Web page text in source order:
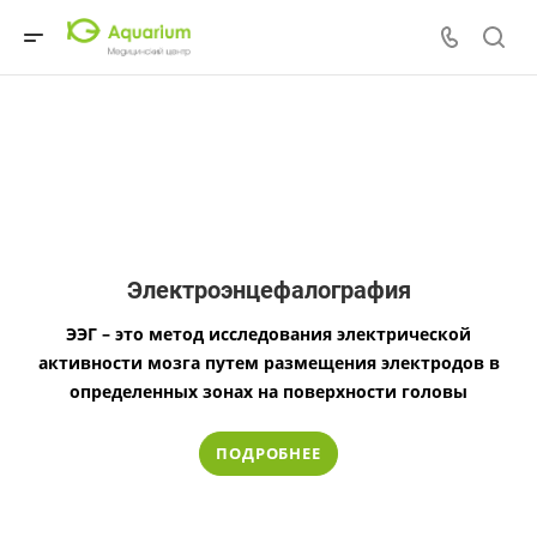
Электроэнцефалография
ЭЭГ – это метод исследования электрической
активности мозга путем размещения электродов в
определенных зонах на поверхности головы
ПОДРОБНЕЕ